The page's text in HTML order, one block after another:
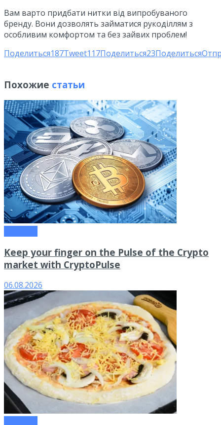
Вам варто придбати нитки від випробуваного
бренду. Вони дозволять займатися рукоділлям з
особливим комфортом та без зайвих проблем!
Поделиться187Tweet117Поделиться23Поделиться
Похожие статьи
Keep your finger on the Pulse of the Crypto
market with CryptoPulse
06.08.2026